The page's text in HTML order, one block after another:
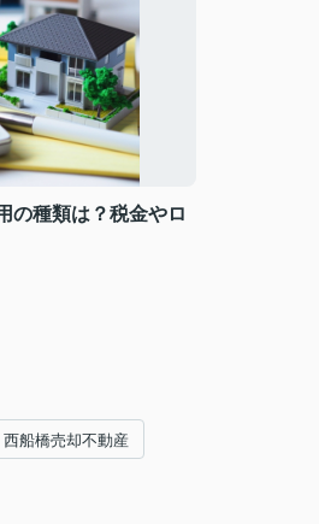
の種類は？税金やロ
西船橋売却不動産